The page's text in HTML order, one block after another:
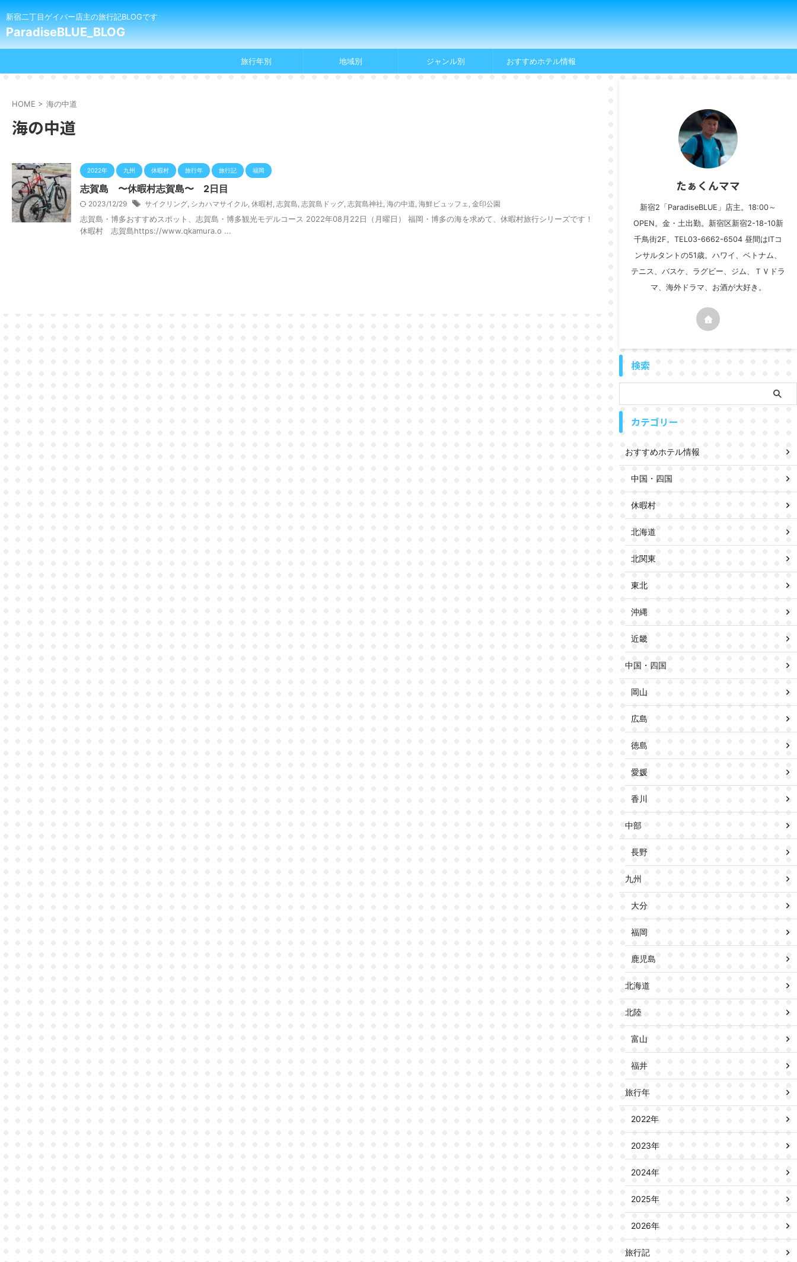
新宿二丁目ゲイバー店主の旅行記BLOGです
ParadiseBLUE_BLOG
旅行年別 地域別 ジャンル別 おすすめホテル情報
HOME > 海の中道
海の中道
2022年 九州 休暇村 旅行年 旅行記 福岡
志賀島 〜休暇村志賀島〜 2日目
2023/12/29 サイクリング, シカハマサイクル, 休暇村, 志賀島, 志賀島ドッグ, 志賀島神社, 海の中道, 海鮮ビュッフェ, 金印公園
志賀島・博多おすすめスポット、志賀島・博多観光モデルコース 2022年08月22日（月曜日） 福岡・博多の海を求めて、休暇村旅行シリーズです！
休暇村 志賀島https://www.qkamura.o ...
たぁくんママ
新宿2「ParadiseBLUE」店主。18:00～
OPEN。金・土出勤。新宿区新宿2-18-10新
千鳥街2F。TEL03-6662-6504 昼間はITコ
ンサルタントの51歳。ハワイ、ベトナム、
テニス、バスケ、ラグビー、ジム、ＴＶドラ
マ、海外ドラマ、お酒が大好き。
検索
カテゴリー
おすすめホテル情報
中国・四国
休暇村
北海道
北関東
東北
沖縄
近畿
中国・四国
岡山
広島
徳島
愛媛
香川
中部
長野
九州
大分
福岡
鹿児島
北海道
北陸
富山
福井
旅行年
2022年
2023年
2024年
2025年
2026年
旅行記